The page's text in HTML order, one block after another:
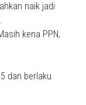
naik jadi
kena PPN,
dan berlaku